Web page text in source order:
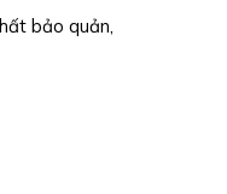
bảo quản,